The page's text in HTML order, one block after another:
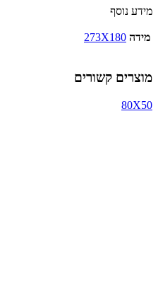
מידע נוסף
מידה 273X180
מוצרים קשורים
80X50